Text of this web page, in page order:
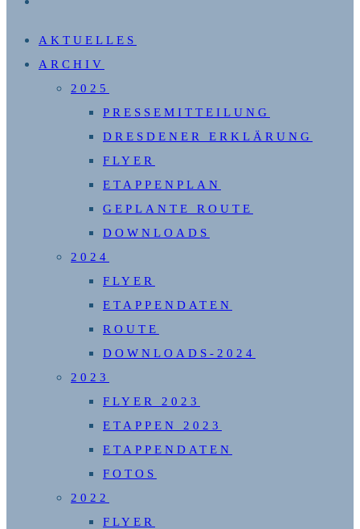
UMSCHALTEN
AKTUELLES
ARCHIV
2025
PRESSEMITTEILUNG
DRESDENER ERKLÄRUNG
FLYER
ETAPPENPLAN
GEPLANTE ROUTE
DOWNLOADS
2024
FLYER
ETAPPENDATEN
ROUTE
DOWNLOADS-2024
2023
FLYER 2023
ETAPPEN 2023
ETAPPENDATEN
FOTOS
2022
FLYER